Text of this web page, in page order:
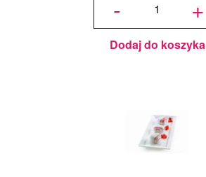
-
3D jeżyna,
malina,
morwa -
śr. 6,5 cm -
Silikomart
+
Dodaj do koszyka